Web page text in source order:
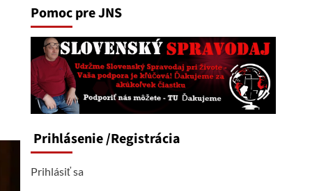
Pomoc pre JNS
Prihlásenie/Registrácia
Prihlásiť sa